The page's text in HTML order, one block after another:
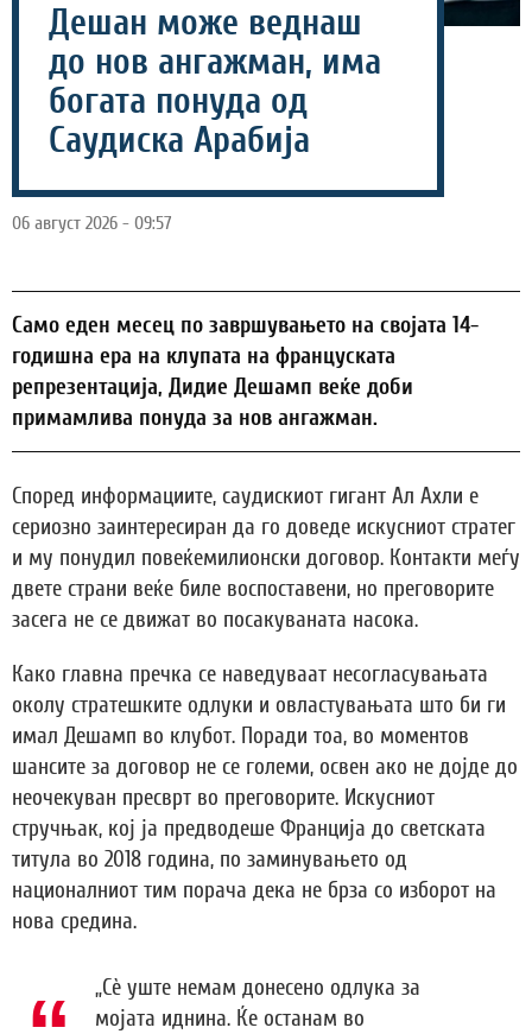
Дешан може веднаш
до нов ангажман, има
богата понуда од
Саудиска Арабија
06 август 2026 - 09:57
Само еден месец по завршувањето на својата 14-
годишна ера на клупата на француската
репрезентација, Дидие Дешамп веќе доби
примамлива понуда за нов ангажман.
Според информациите, саудискиот гигант Ал Ахли е
сериозно заинтересиран да го доведе искусниот стратег
и му понудил повеќемилионски договор. Контакти меѓу
двете страни веќе биле воспоставени, но преговорите
засега не се движат во посакуваната насока.
Како главна пречка се наведуваат несогласувањата
околу стратешките одлуки и овластувањата што би ги
имал Дешамп во клубот. Поради тоа, во моментов
шансите за договор не се големи, освен ако не дојде до
неочекуван пресврт во преговорите. Искусниот
стручњак, кој ја предводеше Франција до светската
титула во 2018 година, по заминувањето од
националниот тим порача дека не брза со изборот на
нова средина.
„Сè уште немам донесено одлука за
мојата иднина. Ќе останам во